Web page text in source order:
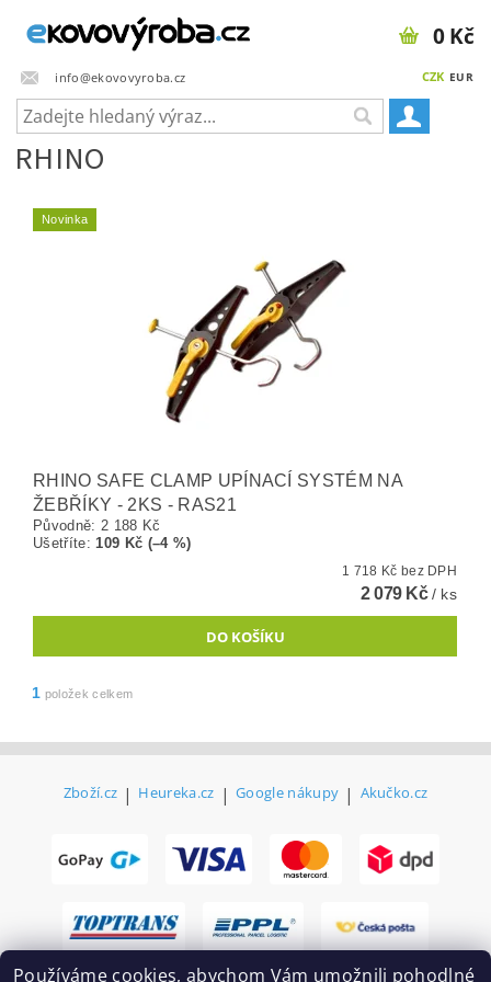
info@ekovovyroba.cz CZK EUR
0 Kč
RHINO
Novinka
RHINO SAFE CLAMP UPÍNACÍ SYSTÉM NA
ŽEBŘÍKY - 2KS - RAS21
Původně: 2 188 Kč
Ušetříte:109 Kč (–4 %)
1 718 Kč bez DPH
2 079 Kč/ ks
1 položek celkem
Zboží.cz | Heureka.cz | Google nákupy | Akučko.cz
Používáme cookies, abychom Vám umožnili pohodlné